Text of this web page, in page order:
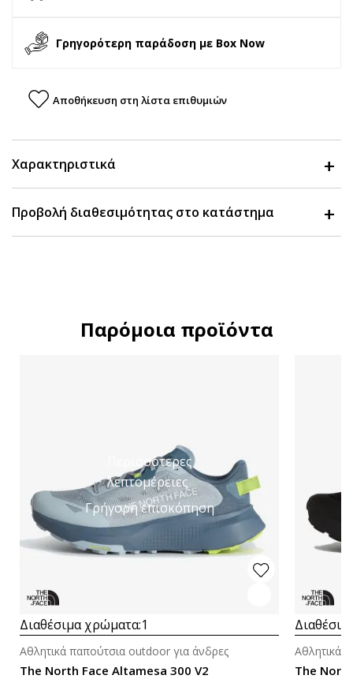
Γρηγορότερη παράδοση με Box Now
Αποθήκευση στη λίστα επιθυμιών
Χαρακτηριστικά
Προβολή διαθεσιμότητας στο κατάστημα
Παρόμοια προϊόντα
Περισσότερες
λεπτομέρειες
Γρήγορη επισκόπηση
Διαθέσιμα χρώματα:1
The North Face Altamesa 300 V2
Αθλητικά παπούτσια outdoor για άνδρες
The
Αθλητικά